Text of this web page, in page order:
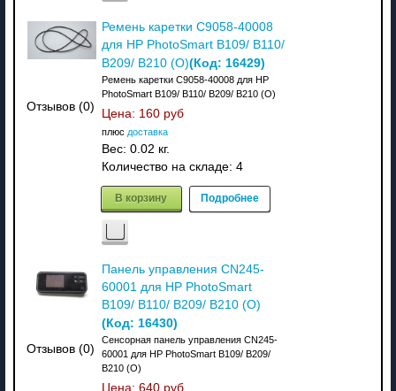
Отзывов (0)
Ремень каретки C9058-40008
для HP PhotoSmart B109/ B110/
B209/ B210 (О)(Код: 16429)
Ремень каретки C9058-40008 для HP
PhotoSmart B109/ B110/ B209/ B210 (О)
Цена: 160 руб
плюс доставка
Вес: 0.02 кг.
Количество на складе: 4
В корзину Подробнее
Отзывов (0)
Панель управления CN245-
60001 для HP PhotoSmart
B109/ B110/ B209/ B210 (О)
(Код: 16430)
Сенсорная панель управления CN245-
60001 для HP PhotoSmart B109/ B209/
B210 (О)
Цена: 640 руб